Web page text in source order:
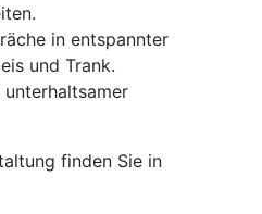
in entspannter
und Trank.
finden Sie in